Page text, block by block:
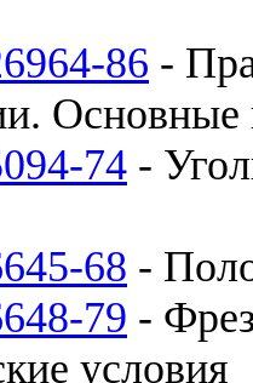
86 -
Основные
74 -
68 -
79 -
условия